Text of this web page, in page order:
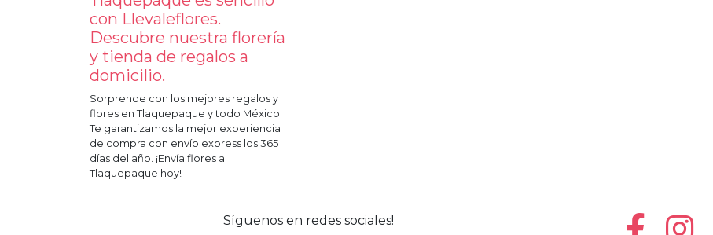
con Llevaleflores.
Descubre nuestra florería
y tienda de regalos a
domicilio.
Sorprende con los mejores regalos y
flores en Tlaquepaque y todo México.
Te garantizamos la mejor experiencia
de compra con envío express los 365
días del año. ¡Envía flores a
Tlaquepaque hoy!
Síguenos en redes sociales!